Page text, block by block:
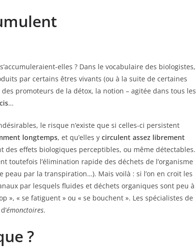
elles ? Dans le vocabulaire des biologistes,
par certains êtres vivants (ou à la suite de certaines
promoteurs de la détox, la notion – agitée dans tous les
…
le risque n’existe que si celles-ci persistent
longtemps, et qu’elles y circulent assez librement
effets biologiques perceptibles, ou même détectables.
toutefois l’élimination rapide des déchets de l’organisme
par la transpiration…). Mais voilà : si l’on en croit les
par lesquels fluides et déchets organiques sont peu à
», « se fatiguent » ou « se bouchent ». Les spécialistes de
émonctoires.
?